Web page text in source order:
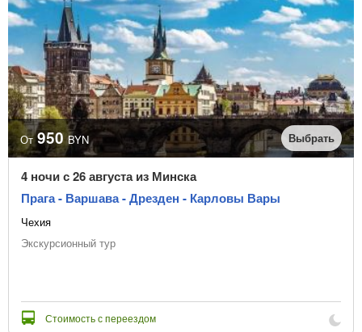
От 950 BYN Выбрать
4 ночи с 26 августа из Минска
Прага - Варшава - Дрезден - Карловы Вары
Чехия
Экскурсионный тур
Стоимость с переездом